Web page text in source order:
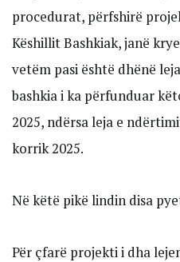
procedurat, përfshirë
Këshillit Bashkiak, janë
vetëm pasi është dhënë
bashkia i ka përfunduar
2025, ndërsa leja e
korrik 2025.
Në këtë pikë lindin disa
Për çfarë projekti i dha